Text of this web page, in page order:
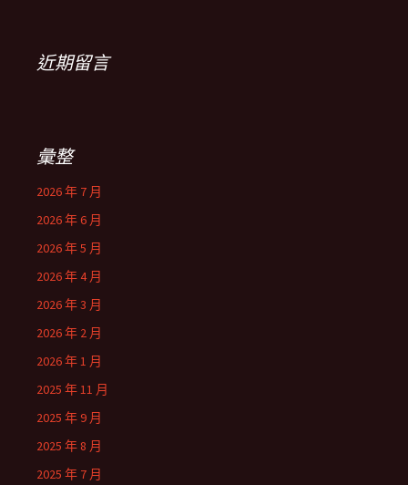
近期留言
彙整
2026 年 7 月
2026 年 6 月
2026 年 5 月
2026 年 4 月
2026 年 3 月
2026 年 2 月
2026 年 1 月
2025 年 11 月
2025 年 9 月
2025 年 8 月
2025 年 7 月